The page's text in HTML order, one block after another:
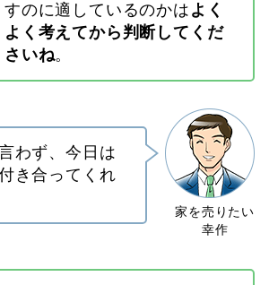
すのに適しているのかは よく
よく考えてから判断してくだ
さいね。
わず、今日は
き合ってくれ